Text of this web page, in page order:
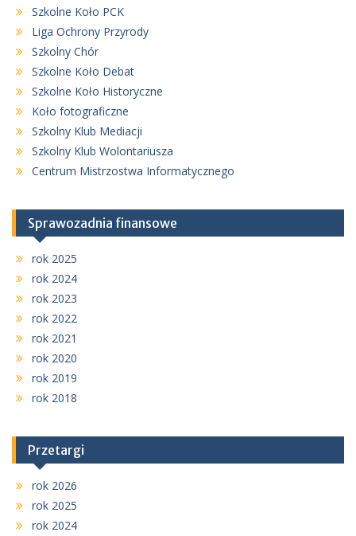
Szkolne Koło PCK
Liga Ochrony Przyrody
Szkolny Chór
Szkolne Koło Debat
Szkolne Koło Historyczne
Koło fotograficzne
Szkolny Klub Mediacji
Szkolny Klub Wolontariusza
Centrum Mistrzostwa Informatycznego
Sprawozadnia finansowe
rok 2025
rok 2024
rok 2023
rok 2022
rok 2021
rok 2020
rok 2019
rok 2018
Przetargi
rok 2026
rok 2025
rok 2024